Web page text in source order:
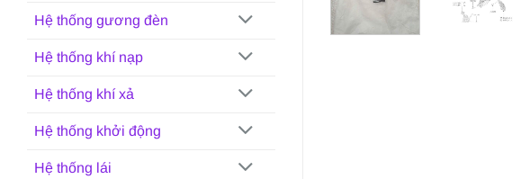
Hệ thống gương đèn
Hệ thống khí nạp
Hệ thống khí xả
Hệ thống khởi động
Hệ thống lái